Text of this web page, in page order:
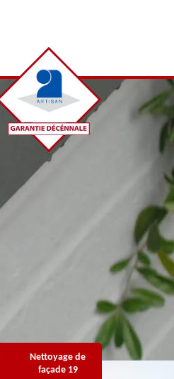
Nettoyage de
façade 19